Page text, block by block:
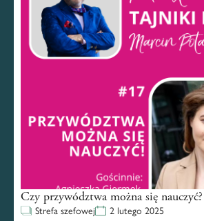
Czy przywództwa można się nauczyć?
Strefa szefowej 2 lutego 2025